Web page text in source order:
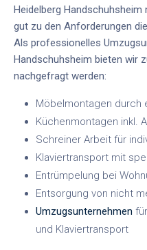
Heidelberg Handschuhsheim
gut zu den Anforderungen
Als professionelles
Handschuhsheim bieten wir
nachgefragt werden:
Möbelmontagen durch
Küchenmontagen inkl.
Schreiner Arbeit für
Klaviertransport mit
Entrümpelung bei
Entsorgung von nicht
Umzugsunternehmen
und Klaviertransport